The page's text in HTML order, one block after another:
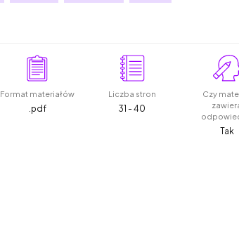
Format materiałów
.pdf
Liczba stron
31 - 40
Czy
Tak